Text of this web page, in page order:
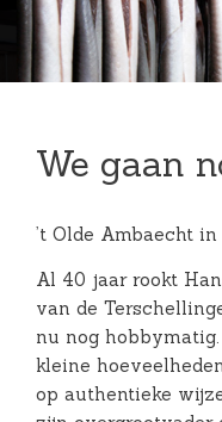
We gaan
’t Olde Ambaecht in
Al 40 jaar rookt
van de
nu nog
kleine
op authentieke